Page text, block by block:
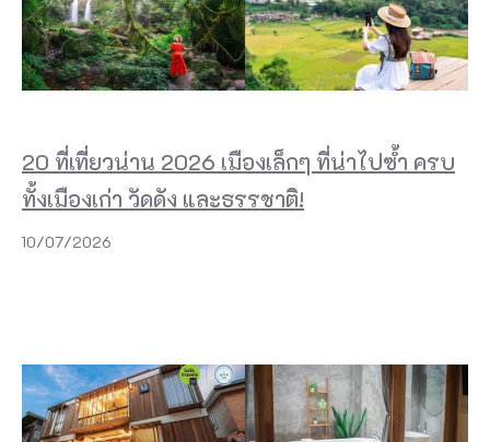
20 ที่เที่ยวน่าน 2026 เมืองเล็กๆ ที่น่าไปซ้ำ ครบ
ทั้งเมืองเก่า วัดดัง และธรรชาติ!
10/07/2026